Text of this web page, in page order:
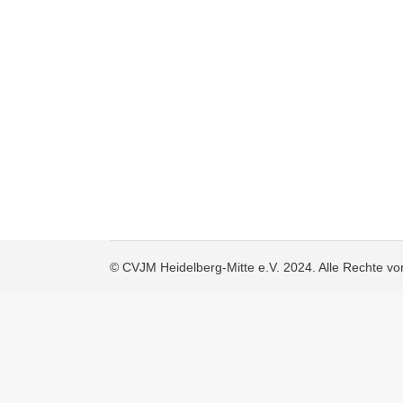
© CVJM Heidelberg-Mitte e.V. 2024. Alle Rechte